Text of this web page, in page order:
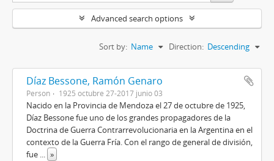
Advanced search options
Sort by: Name Direction: Descending
Díaz Bessone, Ramón Genaro
Person 1925 octubre 27-2017 junio 03
Nacido en la Provincia de Mendoza el 27 de octubre de 1925,
Díaz Bessone fue uno de los grandes propagadores de la
Doctrina de Guerra Contrarrevolucionaria en la Argentina en el
contexto de la Guerra Fría. Con el rango de general de división,
fue ... »